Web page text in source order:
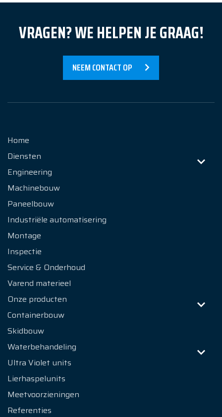
Nieuws
Over Ons
Contact
VRAGEN? WE HELPEN JE GRAAG!
NEEM CONTACT OP
Home
Diensten
Engineering
Machinebouw
Paneelbouw
Industriële automatisering
Montage
Inspectie
Service & Onderhoud
Varend materieel
Onze producten
Containerbouw
Skidbouw
Waterbehandeling
Ultra Violet units
Lierhaspelunits
Meetvoorzieningen
Referenties